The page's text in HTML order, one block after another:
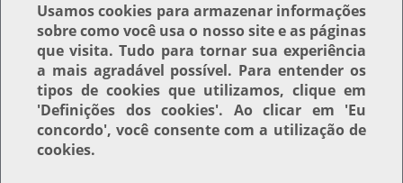
Usamoscookies para armazenar informações
sobre como você usa o nosso site e as páginas
que visita. Tudo para tornar sua experiência
a mais agradável possível. Para entender os
tipos de cookies que utilizamos, clique em
'Definições dos cookies'. Ao clicar em 'Eu
concordo', você consente com a utilização de
cookies.